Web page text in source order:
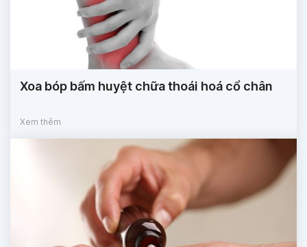
Xoa bóp bấm huyệt chữa thoái hoá cổ chân
Xem thêm